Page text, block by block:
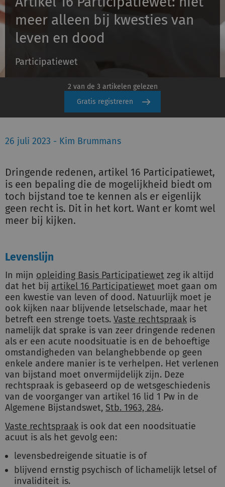
Inloggen
meer alleen bij kwesties van
leven en dood
Participatiewet
2 van de 3 artikelen gelezen
Gratis registreren
26 juli 2023 - Kim Brummans
Dringende redenen, artikel 16 Participatiewet,
is een bepaling die de mogelijkheid biedt om
toch bijstand toe te kennen als er eigenlijk
geen recht is. Dit in het kort. Want er komt wel
meer bij kijken.
Levenslijn
In mijn opleiding Basis Participatiewet zeg ik altijd
dat het bij artikel 16 Participatiewet moet gaan om
een kwestie van leven of dood. Natuurlijk moet je
ook kijken naar blijvende letselschade, maar het
betreft een strenge toets. Vaste rechtspraak is
namelijk dat sprake is van zeer dringende redenen
als er een acute noodsituatie is en de behoeftige
omstandigheden van belanghebbende op geen
enkele andere manier is te verhelpen. Het verlenen
van bijstand moet onvermijdelijk zijn. Deze
rechtspraak is gebaseerd op de wetsgeschiedenis
van de voorganger van artikel 16 lid 1 Pw in de
Algemene Bijstandswet, Stb. 1963, 284.
Vaste rechtspraak is ook dat een noodsituatie
acuut is als het gevolg een:
levensbedreigende situatie is of
blijvend ernstig psychisch of lichamelijk letsel of
invaliditeit is.